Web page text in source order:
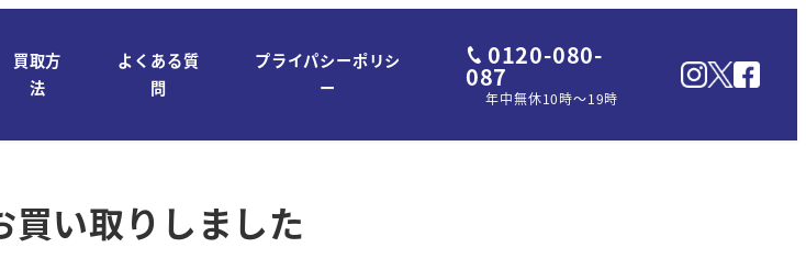
買取方
法
よくある質
問
プライパシーポリシ
ー
0120-080-
087
年中無休10時～19時
い取りしました